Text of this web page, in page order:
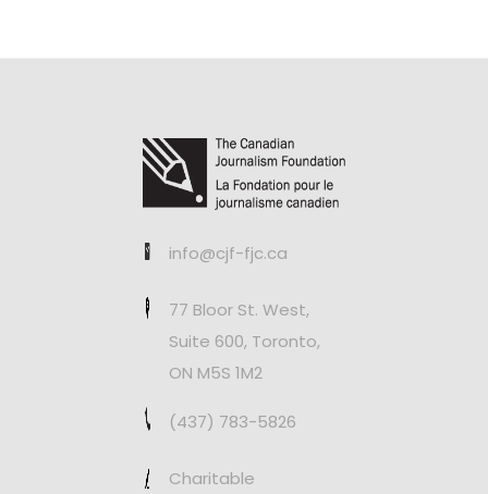
info@cjf-fjc.ca
77 Bloor St. West,
Suite 600, Toronto,
ON M5S 1M2
(437) 783-5826
Charitable